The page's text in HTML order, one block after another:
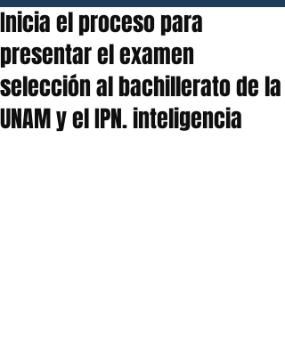
Inicia el proceso para
presentar el examen
selección al bachillerato de la
UNAM y el IPN. inteligencia